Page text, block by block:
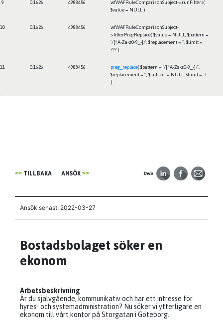
9 0.1626 4988456
wfWAFRuleComparisonSubject->runFilters(
$value = NULL )
10 0.1626 4988456
wfWAFRuleComparisonSubject-
>filterPregReplace($value = NULL
$pattern =
'/[^A-Za-z0-9_-]/' $replacement = '' $limit =
??? )
11 0.1626 4988456 preg_replace($pattern = '/[^A-Za-z0-9_-]/'
$replacement = '' $subject = NULL $limit = -1
)
TILLBAKA ANSÖK Dela
Ansök senast: 2022-03-27
Bostadsbolaget söker en
ekonom
Arbetsbeskrivning
Är du självgående, kommunikativ och har ett intresse för
hyres- och systemadministration? Nu söker vi ytterligare en
ekonom till vårt kontor på Storgatan i Göteborg.